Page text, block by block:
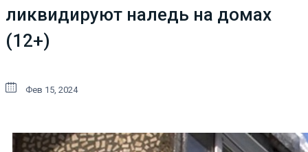
ликвидируют наледь на домах
(12+)
Фев 15, 2024